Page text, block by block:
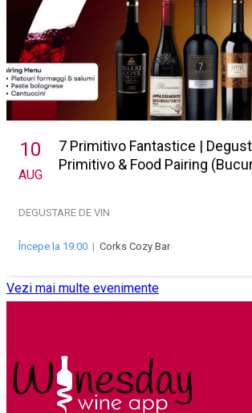
10
AUG
7 Primitivo Fantastice |
Primitivo & Food Pairing
DEGUSTARE DE VIN
Începe la 19:00 | Corks Cozy Bar
Vezi mai multe evenimente